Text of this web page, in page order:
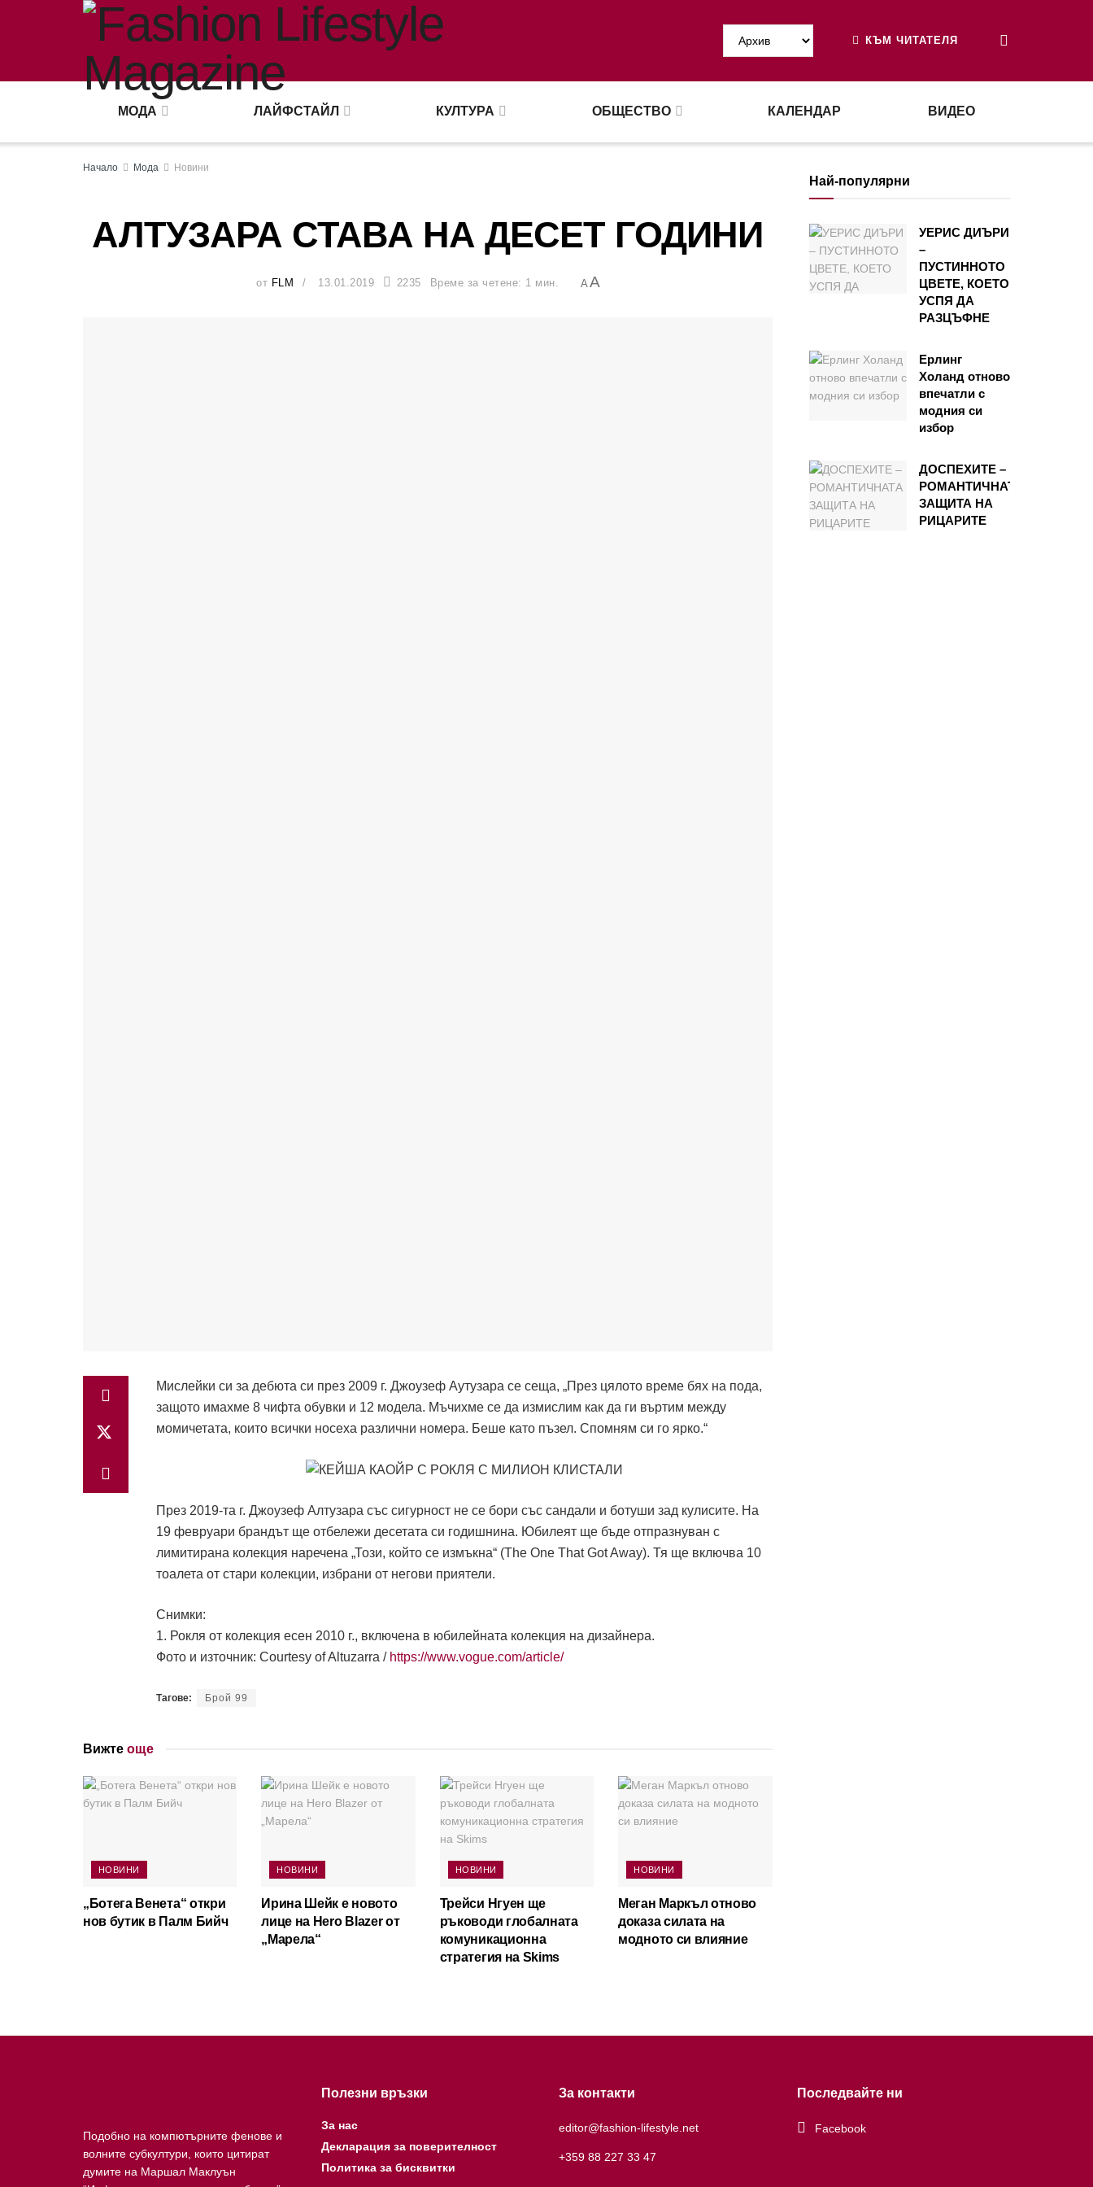
КЪМ ЧИТАТЕЛЯ
МОДА ЛАЙФСТАЙЛ КУЛТУРА ОБЩЕСТВО КАЛЕНДАР ВИДЕО
Начало Мода Новини
АЛТУЗАРА СТАВА НА ДЕСЕТ ГОДИНИ
от FLM 13.01.2019 2235 Време за четене: 1 мин. AA
Мислейки си за дебюта си през 2009 г. Джоузеф Аутузара се сеща, „През цялото време бях на пода,
защото имахме 8 чифта обувки и 12 модела. Мъчихме се да измислим как да ги въртим между
момичетата, които всички носеха различни номера. Беше като пъзел. Спомням си го ярко.“
През 2019-та г. Джоузеф Алтузара със сигурност не се бори със сандали и ботуши зад кулисите. На
19 февруари брандът ще отбележи десетата си годишнина. Юбилеят ще бъде отпразнуван с
лимитирана колекция наречена „Този, който се измъкна“ (The One That Got Away). Тя ще включва 10
тоалета от стари колекции, избрани от негови приятели.
Снимки:
1. Рокля от колекция есен 2010 г., включена в юбилейната колекция на дизайнера.
Фото и източник: Courtesy of Altuzarra / https://www.vogue.com/article/
Тагове: Брой 99
Вижте още
НОВИНИ
„Ботега Венета“ откри
нов бутик в Палм Бийч
НОВИНИ
Ирина Шейк е новото
лице на Hero Blazer от
„Марела“
НОВИНИ
Трейси Нгуен ще
ръководи глобалната
комуникационна
стратегия на Skims
НОВИНИ
Меган Маркъл отново
доказа силата на
модното си влияние
Най-популярни
УЕРИС ДИЪРИ
–
ПУСТИННОТО
ЦВЕТЕ, КОЕТО
УСПЯ ДА
РАЗЦЪФНЕ
Ерлинг
Холанд отново
впечатли с
модния си
избор
ДОСПЕХИТЕ –
РОМАНТИЧНАТА
ЗАЩИТА НА
РИЦАРИТЕ
Подобно на компютърните фенове и
волните субкултури, които цитират
думите на Маршал Маклуън
Полезни връзки
За нас
Декларация за поверителност
Политика за бисквитки
За контакти
editor@fashion-lifestyle.net
+359 88 227 33 47
Последвайте ни
Facebook